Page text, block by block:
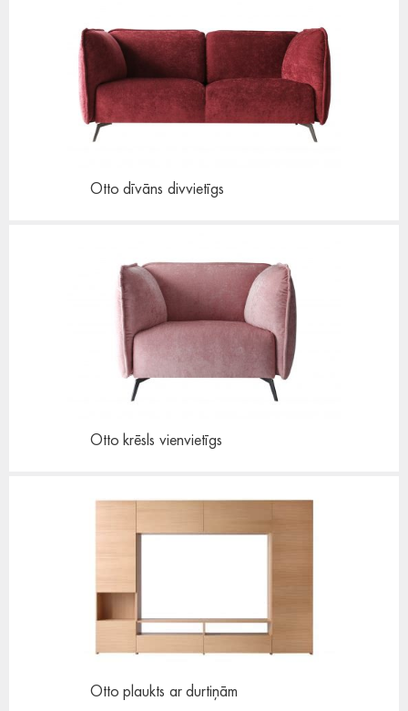
Otto dīvāns divvietīgs
Otto krēsls vienvietīgs
Otto plaukts ar durtiņām